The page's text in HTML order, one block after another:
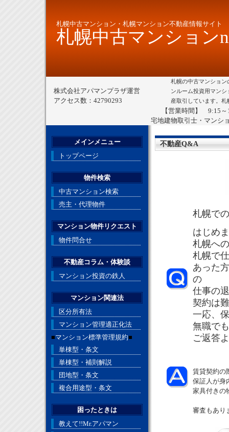
札幌中古マンション・札幌マンション不動産情報サイト
札幌中古マンション
株式会社アパマンプラザ運営
アクセス数：42790293
札幌の中古マンショ
ンルーム投資用マン
産取引しています。
【営業時間】 9:15
宅地建物取引士・マンシ
不動産Q&A
札幌で
はじめ
札幌へ
札幌で
あった
の
仕事の
契約は
一応、
無職で
ご返答
賃貸契約の
保証人が身
家具付きの
審査もあり
メインメニュー
トップページ
物件検索
中古マンション検索
売主・代理物件
マンション物件リクエスト
物件問合せ
不動産コラム・体験談
マンション投資の鉄人
マンション関連法
区分所有法
マンション管理適正化法
■マンション標準管理規約■
単棟型・条文
単棟型・補則解説
団地型・条文
複合用途型・条文
困ったときは
教えて!!Mr.アパマン